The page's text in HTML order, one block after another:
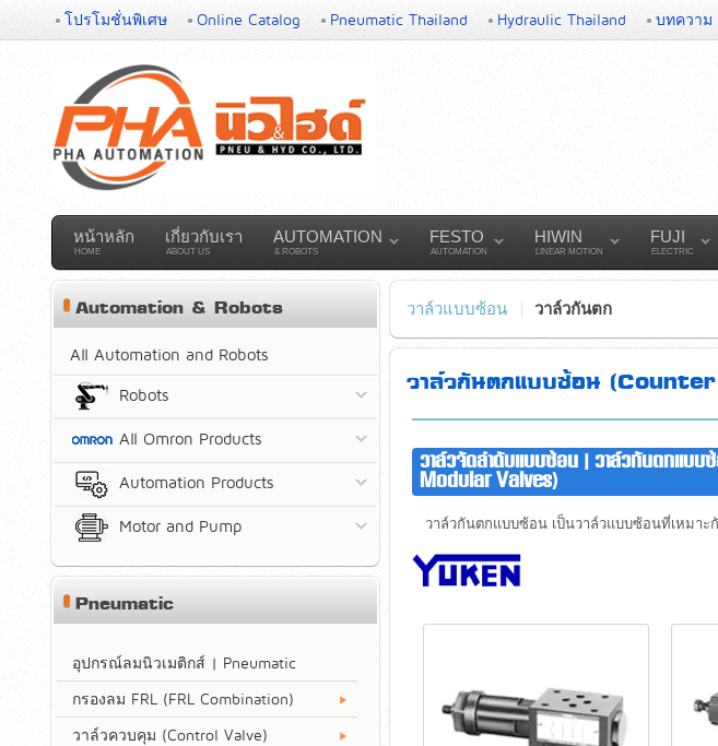
โปรโมชั่นพิเศษ Online Catalog Pneumatic Thailand Hydraulic Thailand บทความ
หน้าหลัก
HOME
เกี่ยวกับเรา
ABOUT US
AUTOMATION
& ROBOTS
FESTO
AUTOMATION
HIWIN
LINEAR MOTION
FUJI
ELECTRIC
วาล์วแบบซ้อน วาล์วกันตก
วาล์วกันตกแบบซ้อน
วาล์วจัดลำดับแบบซ้อน | วาล์วกันตกแบ
Modular Valves)
วาล์วกันตกแบบซ้อน เป็นวาล์วแบบซ้อนที่เหมาะ
Automation & Robots
All Automation and Robots
Robots
All Omron Products
Automation Products
Motor and Pump
Pneumatic
อุปกรณ์ลมนิวเมติกส์ | Pneumatic
กรองลม FRL (FRL Combination)
วาล์วควบคุม (Control Valve)